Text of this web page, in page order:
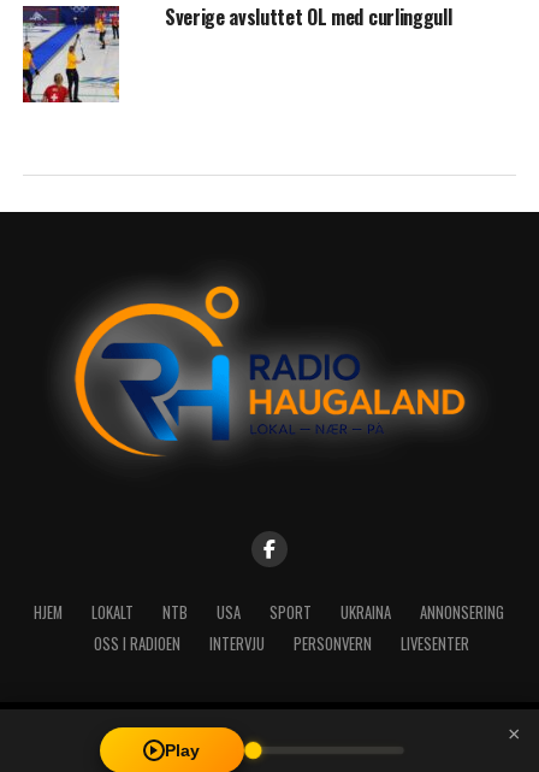
Sverige avsluttet OL med curlinggull
HJEM LOKALT NTB USA SPORT UKRAINA
ANNONSERING
OSS I RADIOEN
INTERVJU PERSONVERN LIVESENTER
Copyright © 2026 A-Media AS | Radio Haugaland - Haraldsgata 114,
5527 Haugesund - Mail: post@radioh.no - Telefon: 52717273
Play
×